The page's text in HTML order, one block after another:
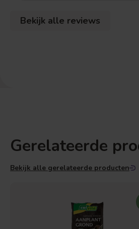
Bekijk alle reviews
Gerelateerde
Bekijk alle gerelateerde producten